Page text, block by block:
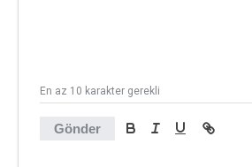
Gönder
En az 10 karakter gerekli